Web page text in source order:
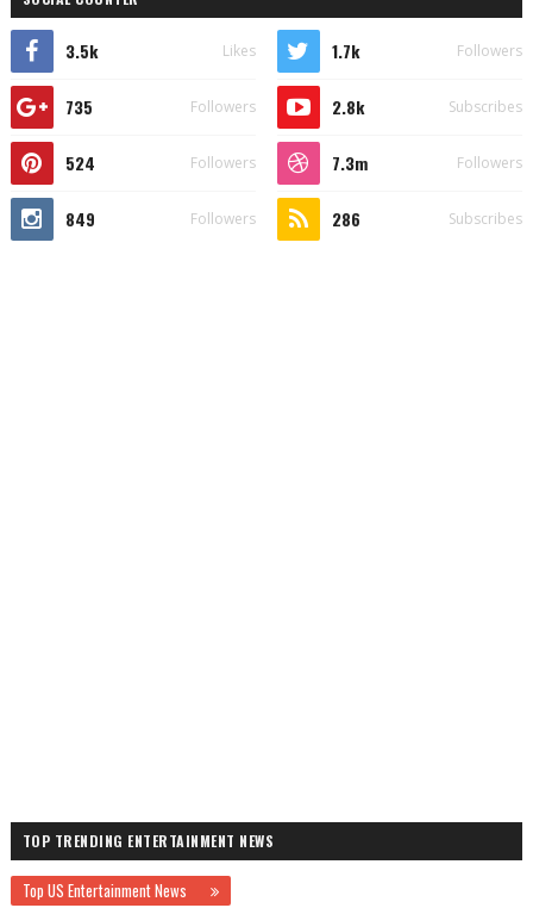
3.5k Likes 1.7k Followers
735 Followers 2.8k Subscribes
524 Followers 7.3m Followers
849 Followers 286 Subscribes
TOP TRENDING ENTERTAINMENT NEWS
Top US Entertainment News